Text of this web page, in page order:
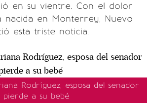
en su vientre. Con el dolor
nacida en Monterrey, Nuevo
esta triste noticia.
Rodríguez, esposa del senador
pierde a su bebé